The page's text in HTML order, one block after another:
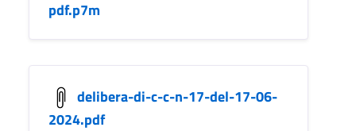
pdf.p7m
delibera-di-c-c-n-17-del-17-06-
2024.pdf